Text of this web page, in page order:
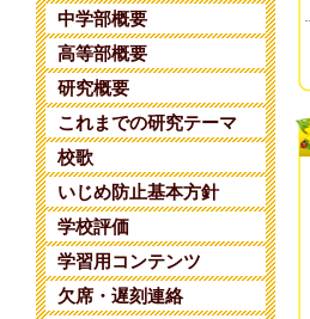
中学部概要
高等部概要
研究概要
これまでの研究テーマ
校歌
いじめ防止基本方針
学校評価
学習用コンテンツ
欠席・遅刻連絡